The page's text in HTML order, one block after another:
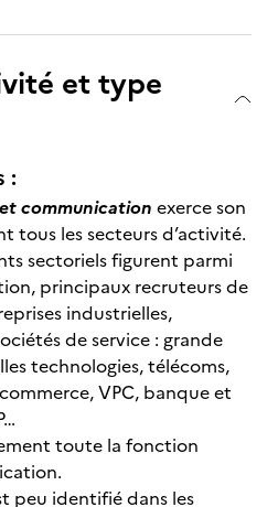
et type
:
communication exerce son
tous les secteurs d’activité.
sectoriels figurent parmi
principaux recruteurs de
industrielles,
de service : grande
technologies, télécoms,
VPC, banque et
toute la fonction
peu identifié dans les